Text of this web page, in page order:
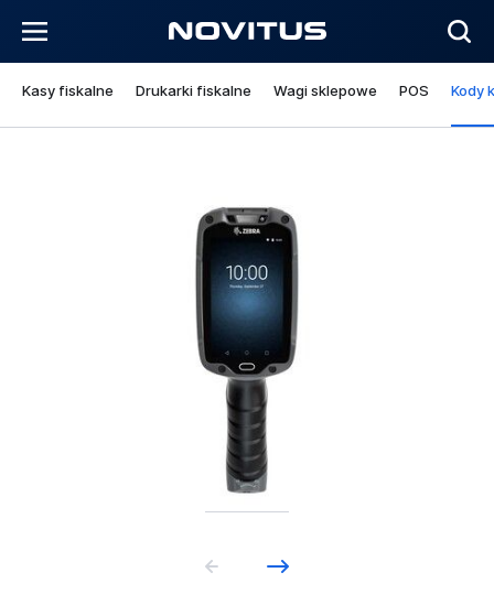
Kasy fiskalne Drukarki fiskalne Wagi sklepowe POS Kody